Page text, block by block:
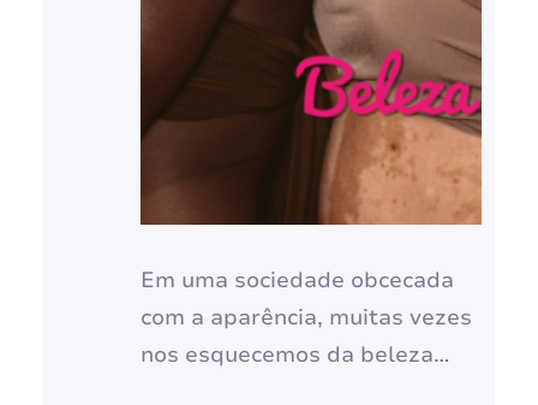
Em uma sociedade obcecada
com a aparência, muitas vezes
nos esquecemos da beleza